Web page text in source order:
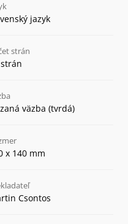
jazyk
strán
väzba (tvrdá)
x 140 mm
Csontos